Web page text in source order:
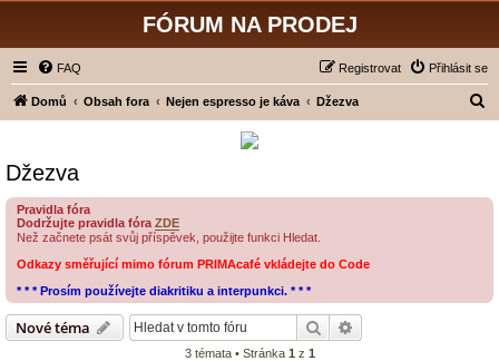
FÓRUM NA PRODEJ
FAQ Přihlásit se
Registrovat
Domů Obsah fora Nejen espresso je káva Džezva
a
Džezva
Pravidla fóra
Dodržujte pravidla fóra ZDE
Než začnete psát svůj příspěvek, použijte funkci Hledat.
Odkazy směřující mimo fórum PRIMAcafé vkládejte do Code
* * * Prosím používejte diakritiku a interpunkci. * * *
Nové téma Hledat
3 témata • Stránka 1 z 1